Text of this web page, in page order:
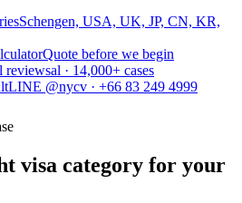
Schengen, USA, UK, JP, CN, KR,
Quote before we begin
reviewsal · 14,000+ cases
LINE @nycv · +66 83 249 4999
visa category for your